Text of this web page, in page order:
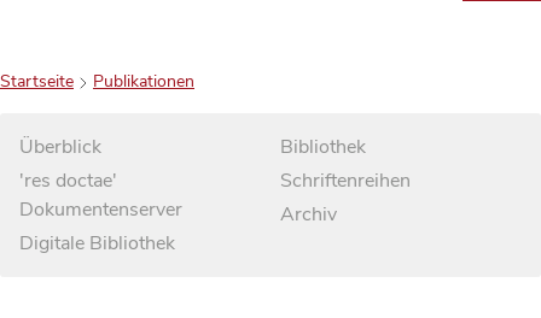
Startseite Publikationen
Überblick
'res doctae'
Dokumentenserver
Digitale Bibliothek
Bibliothek
Schriftenreihen
Archiv